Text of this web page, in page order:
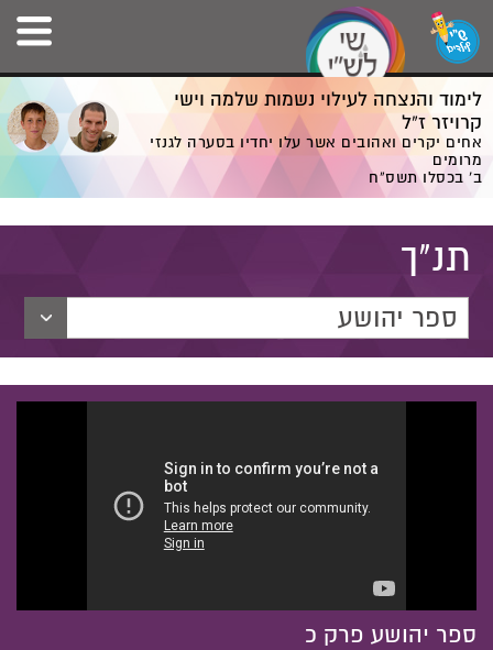
לימוד והנצחה לעילוי נשמות שלמה וישי
קרויזר ז”ל
אחים יקרים ואהובים אשר עלו יחדיו בסערה לגנזי
מרומים
ב' בכסלו תשס”ח
תנ"ך
ספר יהושע
ספר יהושע פרק כ